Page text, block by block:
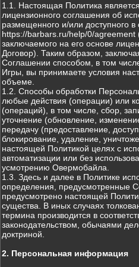
1.1. Настоящая Политика
лицензионного соглашения об
размещенного и/или доступного в
https://barbars.ru/help/0/
заключаемого на его основе
Договор). Таким образом,
Соглашении способом, в том
Игры, вы принимаете условия
объеме.
1.2. Способы обработки
любые действия (операции) или
(операций), в том числе, сбор,
уточнение (обновление,
передачу (предоставление,
блокирование, удаление,
настоящей Политикой целях с
автоматизации или без
усмотрению Овермобайла.
1.3. Здесь и далее в Политике
определения, предусмотренные
предусмотрено настоящей
существа. В иных случаях
термина производится в
законодательством, обычаями
доктриной.
2. Персональная информация